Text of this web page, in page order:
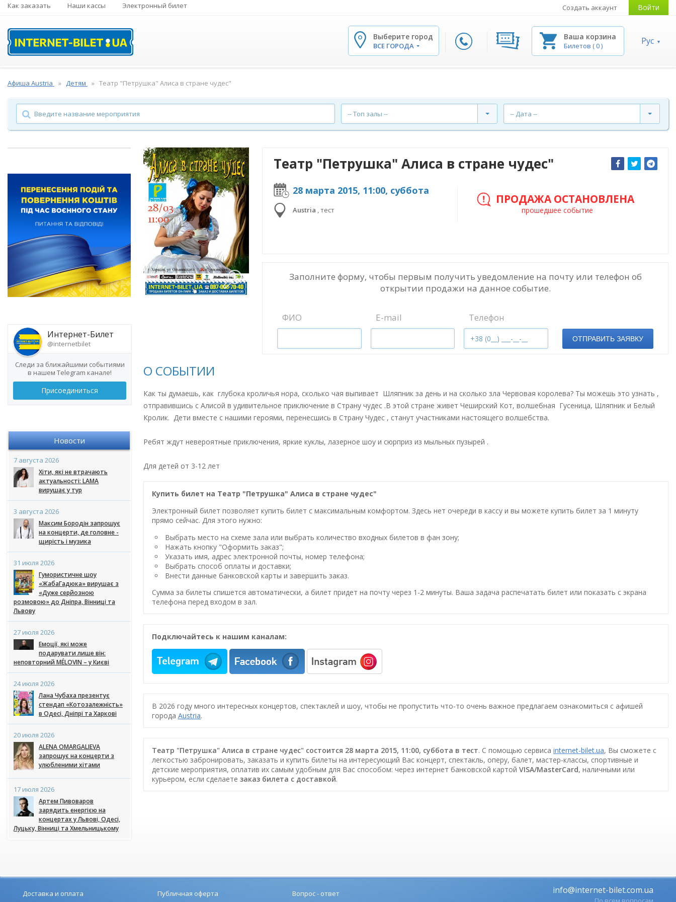
Как заказать Наши кассы Электронный билет Создать аккаунт Войти
Выберите город
ВСЕ ГОРОДА
Ваша корзина
Билетов (0) Рус
Афиша Austria Детям Театр "Петрушка" Алиса в стране чудес"
-- Топ залы -- -- Дата --
Интернет-Билет
@internetbilet
Следи за ближайшими событиями
в нашем Telegram канале!
Присоединиться
Новости
7 августа 2026
Хіти, які не втрачають
актуальності: LAMA
вирушає у тур
3 августа 2026
Максим Бородін запрошує
на концерти, де головне -
щирість і музика
31 июля 2026
Гумористичне шоу
«ЖабаГадюка» вирушає з
«Дуже серйозною
розмовою» до Дніпра, Вінниці та
Львову
27 июля 2026
Емоції, які може
подарувати лише він:
неповторний MÉLOVIN – у Києві
24 июля 2026
Лана Чубаха презентує
стендап «Котозалежність»
в Одесі, Дніпрі та Харкові
20 июля 2026
ALENA OMARGALIEVA
запрошує на концерти з
улюбленими хітами
17 июля 2026
Артем Пивоваров
зарядить енергією на
концертах у Львові, Одесі,
Луцьку, Вінниці та Хмельницькому
Театр "Петрушка" Алиса в стране чудес"
28 марта 2015, 11:00, суббота
Austria ,тест
ПРОДАЖА ОСТАНОВЛЕНА
прошедшее событие
Заполните форму, чтобы первым получить уведомление на почту или телефон об
открытии продажи на данное событие.
ФИО E-mail Телефон
ОТПРАВИТЬ ЗАЯВКУ
О СОБЫТИИ
Как ты думаешь, как глубока кроличья нора, сколько чая выпивает Шляпник за день и на сколько зла Червовая королева? Ты можешь это узнать ,
отправившись с Алисой в удивительное приключение в Страну чудес .В этой стране живет Чеширский Кот, волшебная Гусеница, Шляпник и Белый
Кролик. Дети вместе с нашими героями, перенесшись в Страну Чудес , станут участниками настоящего волшебства.
Ребят ждут невероятные приключения, яркие куклы, лазерное шоу и сюрприз из мыльных пузырей .
Для детей от 3-12 лет
Купить билет на Театр "Петрушка" Алиса в стране чудес"
Электронный билет позволяет купить билет с максимальным комфортом. Здесь нет очереди в кассу и вы можете купить билет за 1 минуту
прямо сейчас. Для этого нужно:
Выбрать место на схеме зала или выбрать количество входных билетов в фан зону;
Нажать кнопку "Оформить заказ";
Указать имя, адрес электронной почты, номер телефона;
Выбрать способ оплаты и доставки;
Внести данные банковской карты и завершить заказ.
Сумма за билеты спишется автоматически, а билет придет на почту через 1-2 минуты. Ваша задача распечатать билет или показать с экрана
телефона перед входом в зал.
Подключайтесь к нашим каналам:
В 2026 году много интересных концертов, спектаклей и шоу, чтобы не пропустить что-то очень важное предлагаем ознакомиться с афишей
города Austria.
Театр "Петрушка" Алиса в стране чудес" состоится 28 марта 2015, 11:00, суббота в тест. С помощью сервиса internet-bilet.ua, Вы сможете с
легкостью забронировать, заказать и купить билеты на интересующий Вас концерт, спектакль, оперу, балет, мастер-классы, спортивные и
детские мероприятия, оплатив их самым удобным для Вас способом: через интернет банковской картой VISA/MasterCard, наличными или
курьером, если сделаете заказ билета c доставкой.
Доставка и оплата Публичная оферта Вопрос - ответ info@internet-bilet.com.ua